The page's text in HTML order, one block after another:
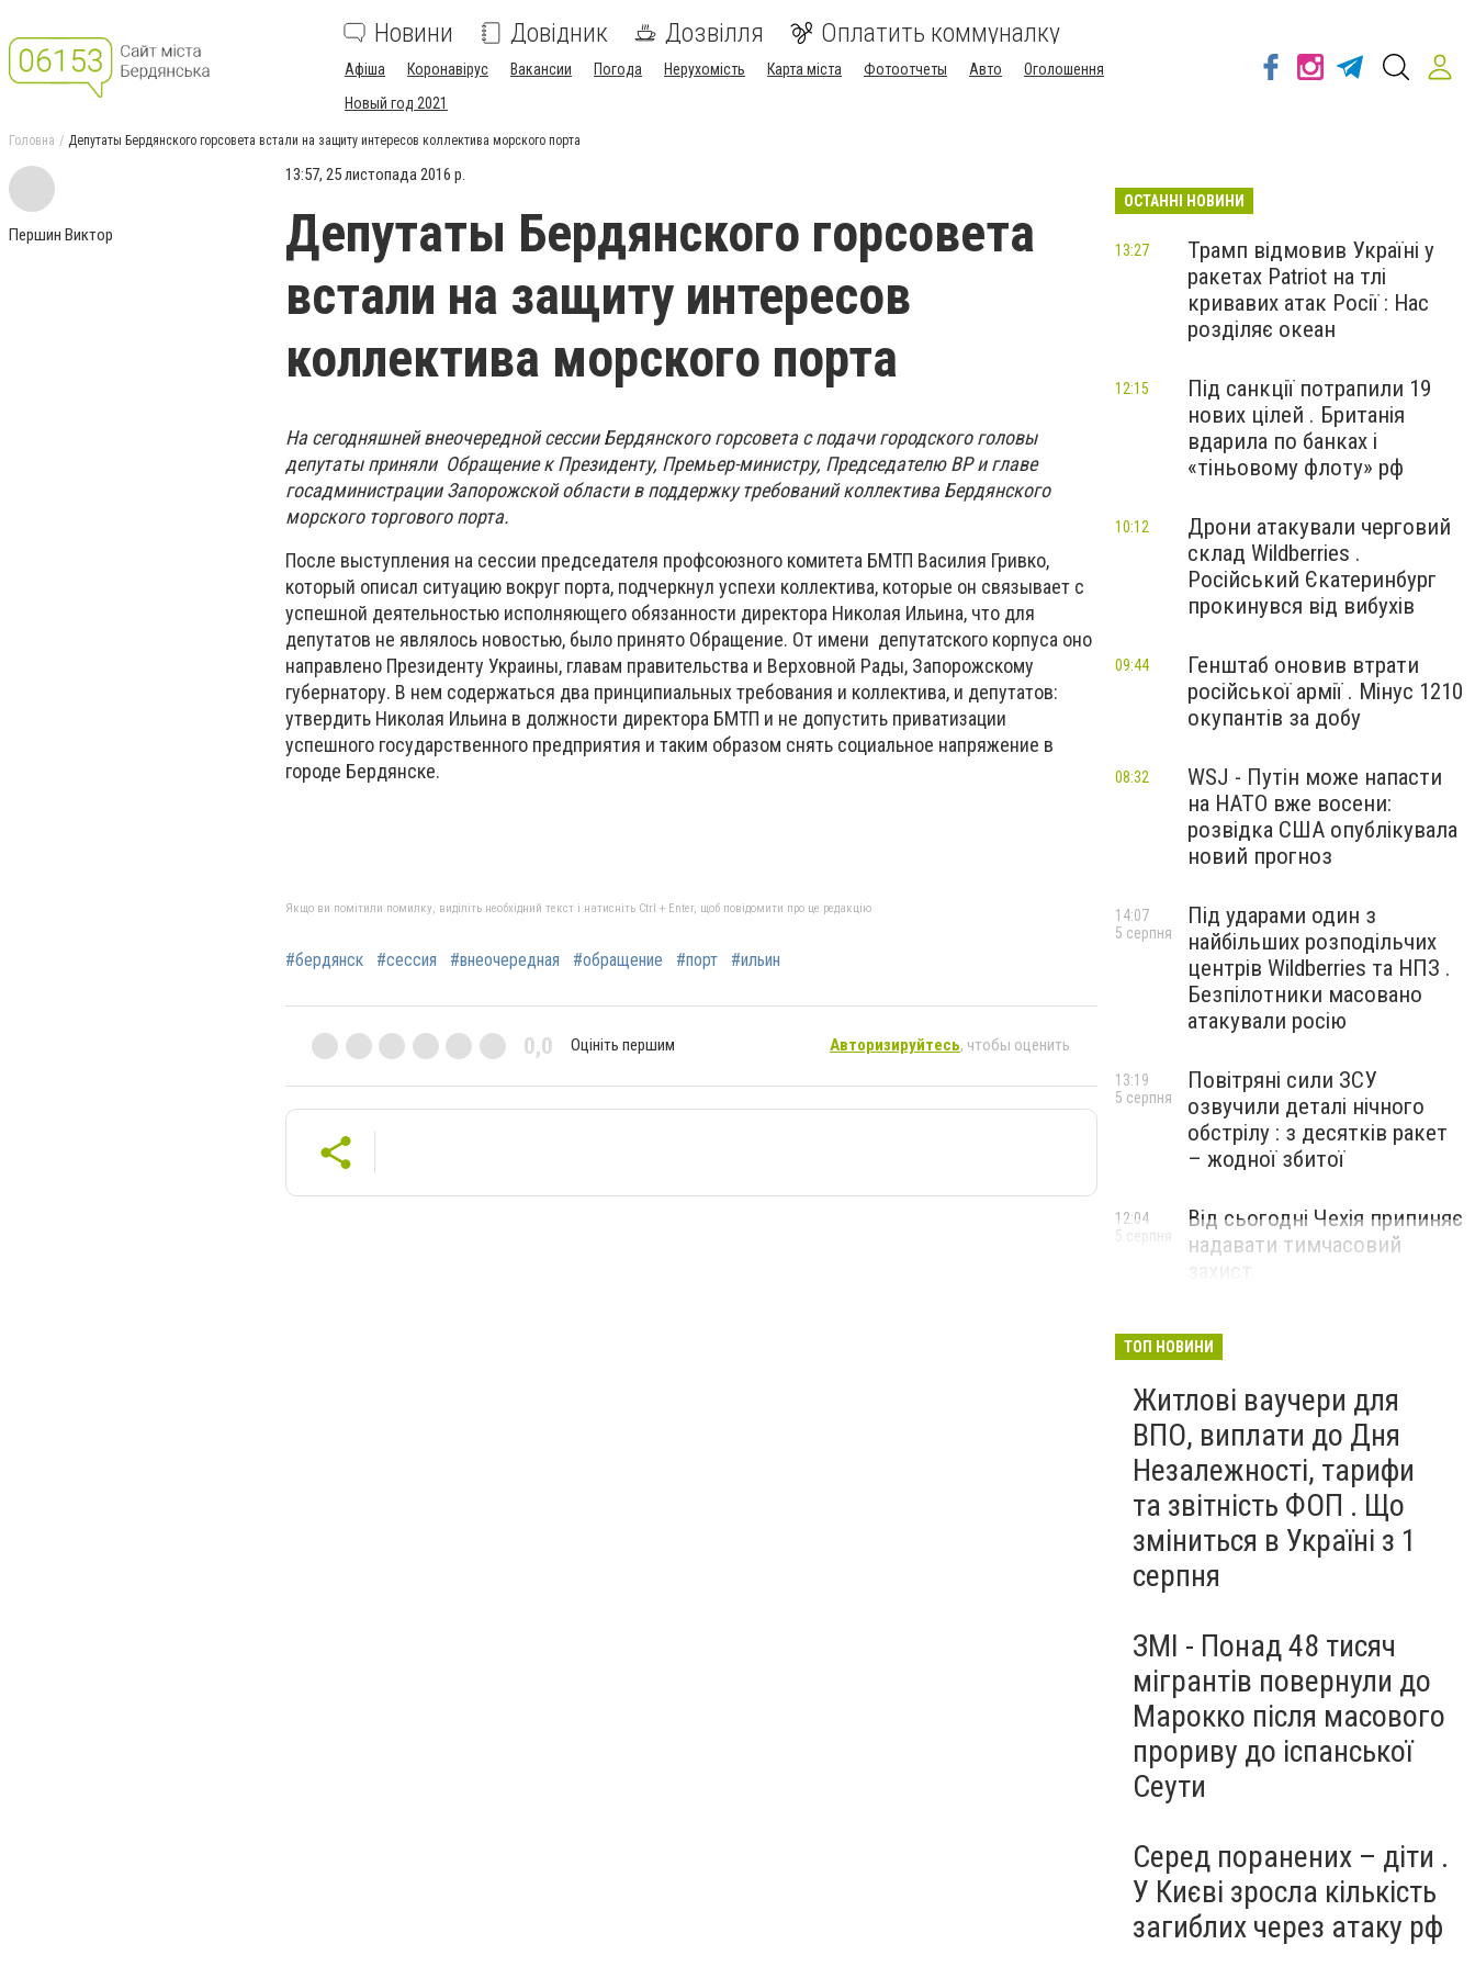
Новини Довідник Дозвілля Оплатить коммуналку
Афіша Коронавірус Вакансии Погода Нерухомість Карта міста Фотоотчеты Авто
Оголошення
Новый год 2021
Головна Депутаты Бердянского горсовета встали на защиту интересов коллектива морского порта
Першин Виктор
13:57, 25 листопада 2016 р.
Депутаты Бердянского горсовета
встали на защиту интересов
коллектива морского порта
На сегодняшней внеочередной сессии Бердянского горсовета с подачи городского головы
депутаты приняли Обращение к Президенту, Премьер-министру, Председателю ВР и главе
госадминистрации Запорожской области в поддержку требований коллектива Бердянского
морского торгового порта.
После выступления на сессии председателя профсоюзного комитета БМТП Василия Гривко,
который описал ситуацию вокруг порта, подчеркнул успехи коллектива, которые он связывает с
успешной деятельностью исполняющего обязанности директора Николая Ильина, что для
депутатов не являлось новостью, было принято Обращение. От имени депутатского корпуса оно
направлено Президенту Украины, главам правительства и Верховной Рады, Запорожскому
губернатору. В нем содержаться два принципиальных требования и коллектива, и депутатов:
утвердить Николая Ильина в должности директора БМТП и не допустить приватизации
успешного государственного предприятия и таким образом снять социальное напряжение в
городе Бердянске.
Якщо ви помітили помилку, виділіть необхідний текст і натисніть Ctrl + Enter, щоб повідомити про це редакцію
#бердянск #сессия #внеочередная #обращение #порт #ильин
0,0 Оцініть першим Авторизируйтесь, чтобы оценить
ОСТАННІ НОВИНИ
Трамп відмовив Україні у
ракетах Patriot на тлі
кривавих атак Росії : Нас
розділяє океан
13:27
Під санкції потрапили 19
нових цілей . Британія
вдарила по банках і
«тіньовому флоту» рф
12:15
Дрони атакували черговий
склад Wildberries .
Російський Єкатеринбург
прокинувся від вибухів
10:12
Генштаб оновив втрати
російської армії . Мінус 1210
окупантів за добу
09:44
WSJ - Путін може напасти
на НАТО вже восени:
розвідка США опублікувала
новий прогноз
08:32
Під ударами один з
найбільших розподільчих
центрів Wildberries та НПЗ .
Безпілотники масовано
атакували росію
14:07
5 серпня
Повітряні сили ЗСУ
озвучили деталі нічного
обстрілу : з десятків ракет
– жодної збитої
13:19
5 серпня
Від сьогодні Чехія припиняє
надавати тимчасовий
12:04
5 серпня
ТОП НОВИНИ
Житлові ваучери для
ВПО, виплати до Дня
Незалежності, тарифи
та звітність ФОП . Що
зміниться в Україні з 1
серпня
ЗМІ - Понад 48 тисяч
мігрантів повернули до
Марокко після масового
прориву до іспанської
Сеути
Серед поранених – діти .
У Києві зросла кількість
загиблих через атаку рф